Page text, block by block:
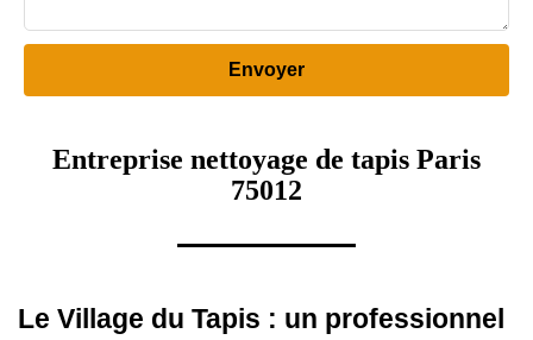
Entreprise nettoyage de tapis Paris
75012
Le Village du Tapis : un professionnel